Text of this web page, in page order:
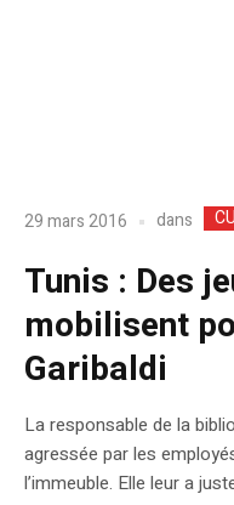
29 mars 2016 dans
Tunis : Des
mobilisent
Garibaldi
La responsable de la
agressée par les
l’immeuble. Elle leur a